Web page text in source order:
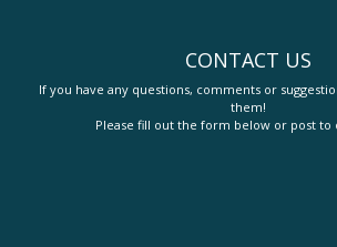
CONTACT US
If you have any questions, comments or
them!
Please fill out the form below or post to